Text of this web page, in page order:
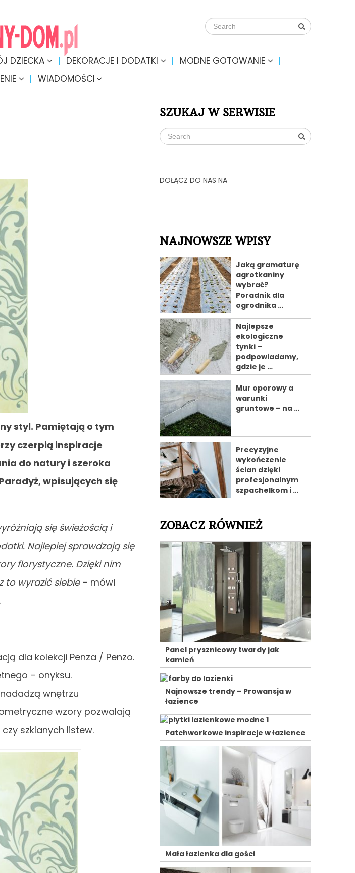
DZIECKA DEKORACJE I DODATKI
MODNE GOTOWANIE
WIADOMOŚCI
styl. Pamiętają o tym
czerpią inspiracje
do natury i szeroka
wpisujących się
się świeżością i
Najlepiej sprawdzają się
florystyczne. Dzięki nim
to wyrazić siebie– mówi
dla kolekcji Penza / Penzo.
– onyksu.
wnętrzu
wzory pozwalają
szklanych listew.
SZUKAJ W SERWISIE
DOŁĄCZ DO NAS NA
NAJNOWSZE WPISY
Jaką gramaturę
agrotkaniny
wybrać?
Poradnik dla
ogrodnika …
Najlepsze
ekologiczne
tynki –
podpowiadamy,
gdzie je …
Mur oporowy a
warunki
gruntowe – na …
Precyzyjne
wykończenie
ścian dzięki
profesjonalnym
szpachelkom i …
ZOBACZ RÓWNIEŻ
Panel prysznicowy twardy jak
kamień
Najnowsze trendy – Prowansja w
łazience
Patchworkowe inspiracje w łazience
Mała łazienka dla gości